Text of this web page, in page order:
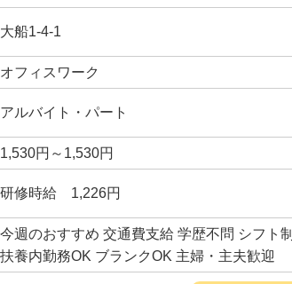
大船1-4-1
オフィスワーク
アルバイト・パート
1,530円～1,530円
研修時給 1,226円
今週のおすすめ 交通費支給 学歴不問 シフト制
扶養内勤務OK ブランクOK 主婦・主夫歓迎